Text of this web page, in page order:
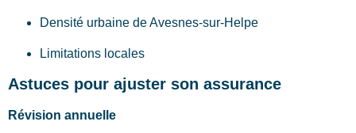
Densité urbaine de Avesnes-sur-Helpe
Limitations locales
Astuces pour ajuster son assurance
Révision annuelle